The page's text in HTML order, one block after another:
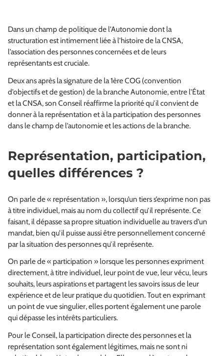
Dans un champ de politique de l’Autonomie dont la
structuration est intimement liée à l’histoire de la CNSA,
l’association des personnes concernées et de leurs
représentants est cruciale.
Deux ans après la signature de la 1ère COG (convention
d’objectifs et de gestion) de la branche Autonomie, entre l’État
et la CNSA, son Conseil réaffirme la priorité qu’il convient de
donner à la représentation et à la participation des personnes
dans le champ de l’autonomie et les actions de la branche.
Représentation, participation,
quelles différences ?
On parle de « représentation », lorsqu’un tiers s’exprime non pas
à titre individuel, mais au nom du collectif qu’il représente. Ce
faisant, il dépasse sa propre situation individuelle au travers d’un
mandat, bien qu’il puisse aussi être personnellement concerné
par la situation des personnes qu’il représente.
On parle de « participation » lorsque les personnes expriment
directement, à titre individuel, leur point de vue, leur vécu, leurs
souhaits, leurs aspirations et partagent les savoirs issus de leur
expérience et de leur pratique du quotidien. Tout en exprimant
un point de vue singulier, elles portent également une parole
qui dépasse les intérêts particuliers.
Pour le Conseil, la participation directe des personnes et la
représentation sont également légitimes, mais ne sont ni